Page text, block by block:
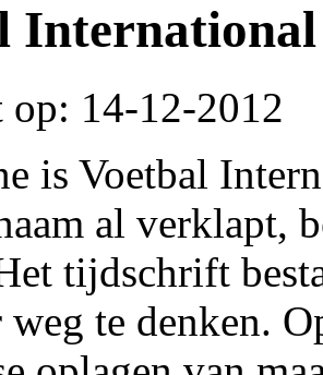
International
op: 14-12-2012
is Voetbal
al verklapt,
tijdschrift
weg te denken.